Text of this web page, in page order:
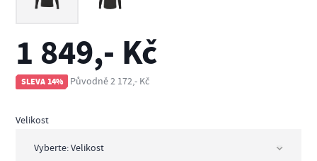
1 849,- Kč
SLEVA 14% Původně 2 172,- Kč
Velikost